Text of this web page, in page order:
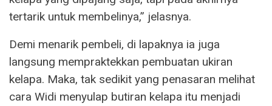
tertarik untuk membelinya,” jelasnya.
Demi menarik pembeli, di lapaknya ia juga
langsung mempraktekkan pembuatan ukiran
kelapa. Maka, tak sedikit yang penasaran melihat
cara Widi menyulap butiran kelapa itu menjadi